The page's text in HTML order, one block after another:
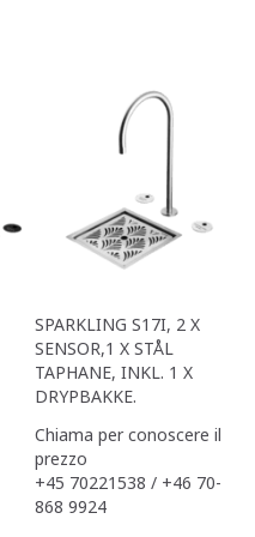
SPARKLING S17I, 2 X
SENSOR,1 X STÅL
TAPHANE, INKL. 1 X
DRYPBAKKE.
Chiama per conoscere il
prezzo
+45 70221538 / +46 70-
868 9924